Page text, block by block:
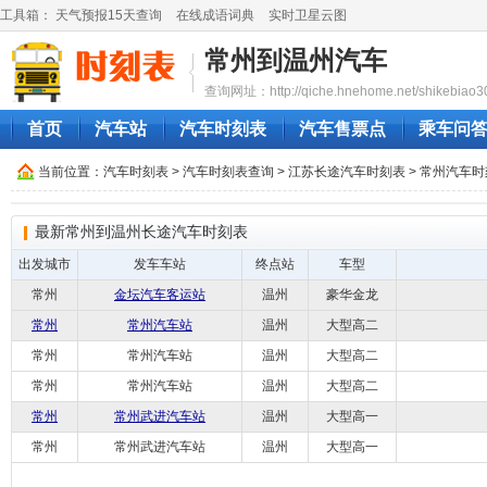
工具箱： 天气预报15天查询 在线成语词典 实时卫星云图
常州到温州汽车
查询网址：http://qiche.hnehome.net/
首页 汽车站 汽车时刻表 汽车售票点 乘车问答
当前位置： 汽车时刻表 > 汽车时刻表查询 > 江苏长途汽车时刻表 > 常州汽车
最新常州到温州长途汽车时刻表
出发城市 发车车站 终点站
车型
常州
金坛汽车客运站 温州
豪华金龙
常州
常州汽车站 温州
大型高二
常州
常州汽车站 温州
大型高二
常州
常州汽车站 温州
大型高二
常州
常州武进汽车站 温州
大型高一
常州
常州武进汽车站 温州 大型高一